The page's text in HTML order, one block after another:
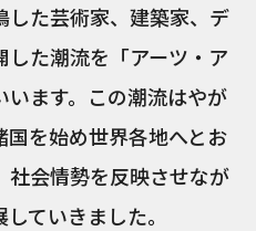
した芸術家、建築家、デ
た潮流を「アーツ・ア
ます。この潮流はやが
を始め世界各地へとお
社会情勢を反映させなが
ていきました。